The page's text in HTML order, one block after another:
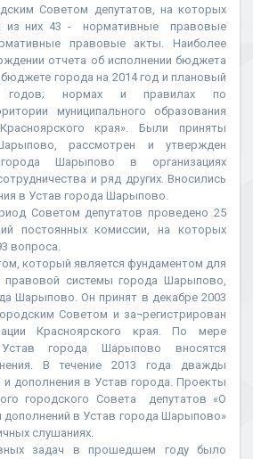
Советом депутатов, на которых
из них 43 - нормативные правовые
правовые акты. Наиболее
отчета об исполнении бюджета
города на 2014 год и плановый
годов; нормах и правилах по
муниципального образования
края». Были приняты
рассмотрен и утвержден
Шарыпово в организациях
и ряд других. Вносились
в Устав города Шарыпово.
Советом депутатов проведено 25
постоянных комиссии, на которых
вопроса.
который является фундаментом для
правовой системы города Шарыпово,
Шарыпово. Он принят в декабре 2003
Советом и за¬регистрирован
Красноярского края. По мере
города Шарыпово вносятся
В течение 2013 года дважды
и дополнения в Устав города. Проекты
городского Совета депутатов «О
дополнений в Устав города Шарыпово»
слушаниях.
задач в прошедшем году было